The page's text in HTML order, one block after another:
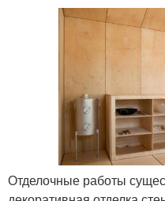
Отделочные работы